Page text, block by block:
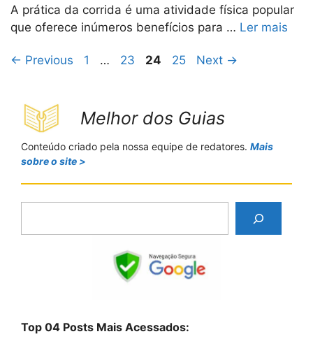
A prática da corrida é uma atividade física popular
que oferece inúmeros benefícios para … Ler mais
← Previous Page
1 … Page
23 Page
24 Page
25 Next →
Melhor dos Guias
Conteúdo criado pela nossa equipe de redatores. Mais
sobre o site >
a
Top 04 Posts Mais Acessados: